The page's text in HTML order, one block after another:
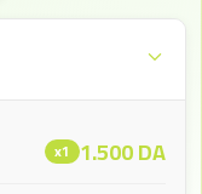
x1 1.500DA